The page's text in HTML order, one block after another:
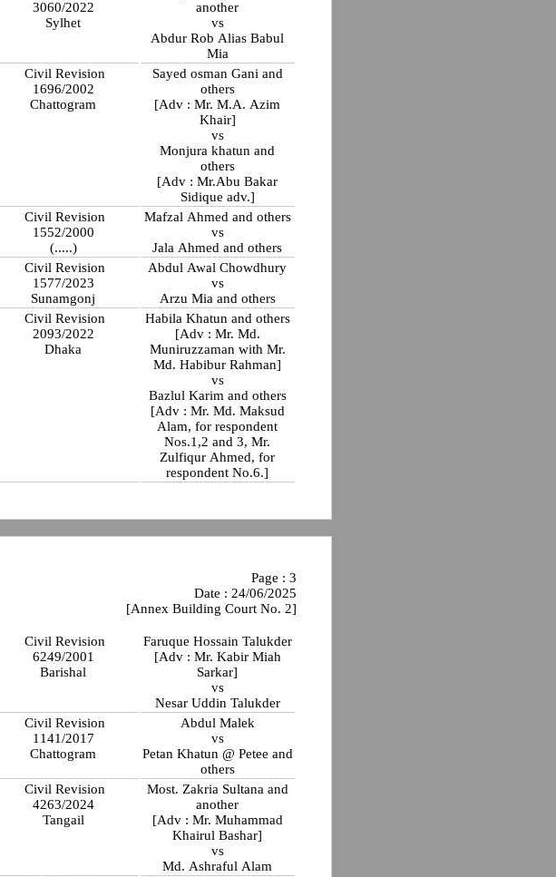
3060/2022
Sylhet
another
vs
Abdur Rob Alias Babul
Mia
Civil Revision
1696/2002
Chattogram
Sayed osman Gani and
others
[Adv : Mr. M.A. Azim
Khair]
vs
Monjura khatun and
others
[Adv : Mr.Abu Bakar
Sidique adv.]
Civil Revision
1552/2000
(.....)
Mafzal Ahmed and others
vs
Jala Ahmed and others
Civil Revision
1577/2023
Sunamgonj
Abdul Awal Chowdhury
vs
Arzu Mia and others
Civil Revision
2093/2022
Dhaka
Habila Khatun and others
[Adv : Mr. Md.
Muniruzzaman with Mr.
Md. Habibur Rahman]
vs
Bazlul Karim and others
[Adv : Mr. Md. Maksud
Alam, for respondent
Nos.1,2 and 3, Mr.
Zulfiqur Ahmed, for
respondent No.6.]
Page : 3
Date : 24/06/2025
[Annex Building Court No. 2]
Civil Revision
6249/2001
Barishal
Faruque Hossain Talukder
[Adv : Mr. Kabir Miah
Sarkar]
vs
Nesar Uddin Talukder
Civil Revision
1141/2017
Chattogram
Abdul Malek
vs
Petan Khatun @ Petee and
others
Civil Revision
4263/2024
Tangail
Most. Zakria Sultana and
another
[Adv : Mr. Muhammad
Khairul Bashar]
vs
Md. Ashraful Alam